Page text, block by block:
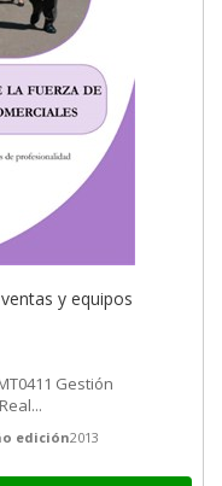
y equipos
Gestión
edición2013